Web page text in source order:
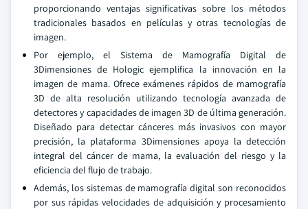
proporcionando ventajas significativas sobre los métodos
tradicionales basados en películas y otras tecnologías de
imagen.
Por ejemplo, el Sistema de Mamografía Digital de
3Dimensiones de Hologic ejemplifica la innovación en la
imagen de mama. Ofrece exámenes rápidos de mamografía
3D de alta resolución utilizando tecnología avanzada de
detectores y capacidades de imagen 3D de última generación.
Diseñado para detectar cánceres más invasivos con mayor
precisión, la plataforma 3Dimensiones apoya la detección
integral del cáncer de mama, la evaluación del riesgo y la
eficiencia del flujo de trabajo.
Además, los sistemas de mamografía digital son reconocidos
por sus rápidas velocidades de adquisición y procesamiento